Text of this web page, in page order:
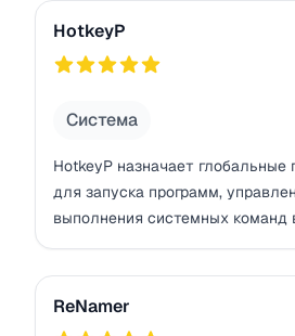
HotkeyP
HotkeyP
Система
HotkeyP назначает глобальные
для запуска программ,
выполнения системных команд
ReNamer
ReNamer